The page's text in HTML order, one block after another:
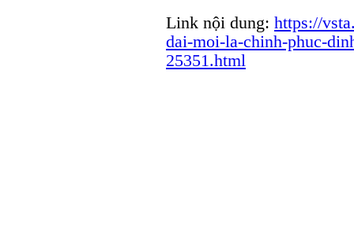
Link nội dung: https://
dai-moi-la-chinh-phuc-
25351.html